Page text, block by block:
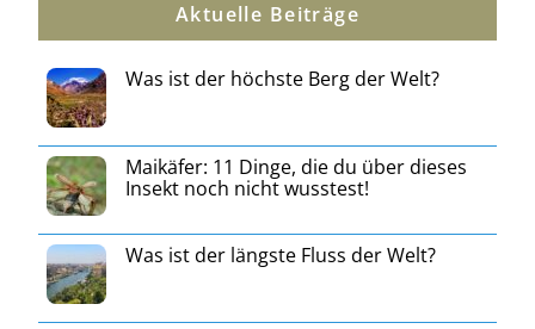
Aktuelle Beiträge
Was ist der höchste Berg der Welt?
Maikäfer: 11 Dinge, die du über dieses
Insekt noch nicht wusstest!
Was ist der längste Fluss der Welt?